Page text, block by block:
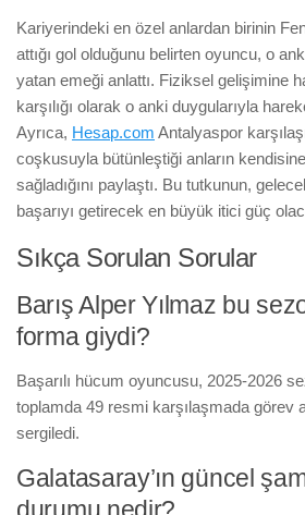
Kariyerindeki en özel anlardan birinin
attığı gol olduğunu belirten oyuncu, o
yatan emeği anlattı. Fiziksel gelişimine
karşılığı olarak o anki duygularıyla
Ayrıca, Hesap.com Antalyaspor
coşkusuyla bütünleştiği anların
sağladığını paylaştı. Bu tutkunun,
başarıyı getirecek en büyük itici güç
Sıkça Sorulan Sorular
Barış Alper Yılmaz bu
forma giydi?
Başarılı hücum oyuncusu, 2025-2026
toplamda 49 resmi karşılaşmada görev
sergiledi.
Galatasaray’ın güncel